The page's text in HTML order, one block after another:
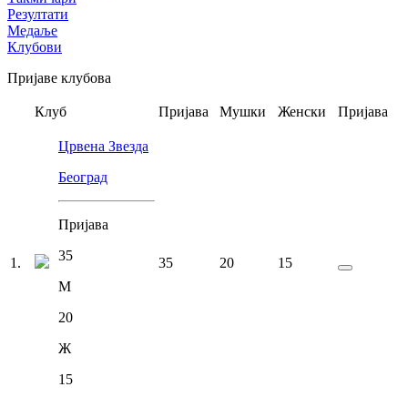
Резултати
Медаље
Клубови
Пријаве клубова
Клуб Пријава Мушки Женски Пријава
1 .
Црвена Звезда
Београд
Пријава
35
М
20
Ж
15
35 20 15